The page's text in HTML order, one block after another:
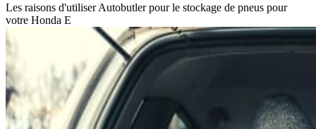
Les raisons d'utiliser Autobutler pour le stockage de pneus pour
votre Honda E